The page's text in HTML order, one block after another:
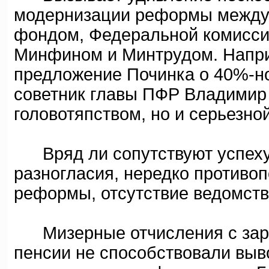
модернизации реформы
фондом, Федеральной
Минфином и Минтрудом.
предложение Починка о 40%-
советник главы ПФР
головотяпством, но и
Вряд ли сопутствуют
разногласия, нередко
реформы, отсутствие
Мизерные отчисления с
пенсии не способствовали